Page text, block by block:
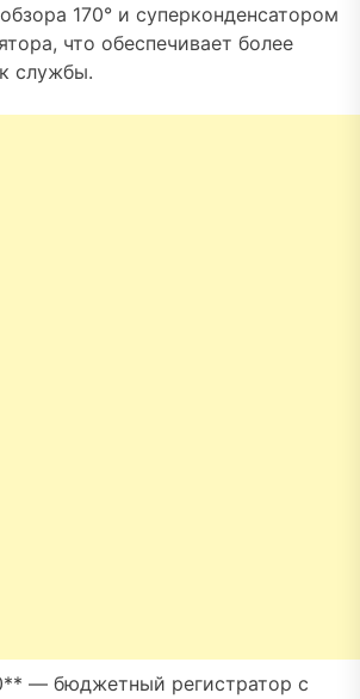
170° и суперконденсатором
что обеспечивает более
службы.
— бюджетный регистратор с